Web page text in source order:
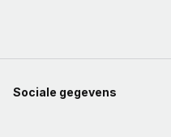
Sociale gegevens